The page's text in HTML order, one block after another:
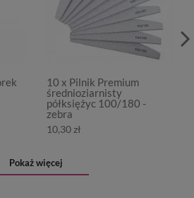
10 x Pilnik Premium
średnioziarnisty
półksiężyc 100/180 -
zebra
10,30 zł
Pokaż więcej